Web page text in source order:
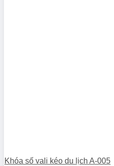
Khóa số vali kéo du lịch A-005